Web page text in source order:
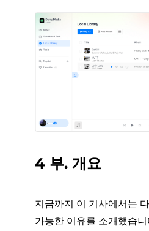
4 부. 개요
지금까지 이 기사에서는
가능한 이유를 소개했습니